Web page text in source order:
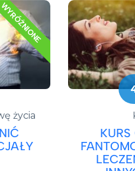
WYRÓŻNIONE
życia
KURS